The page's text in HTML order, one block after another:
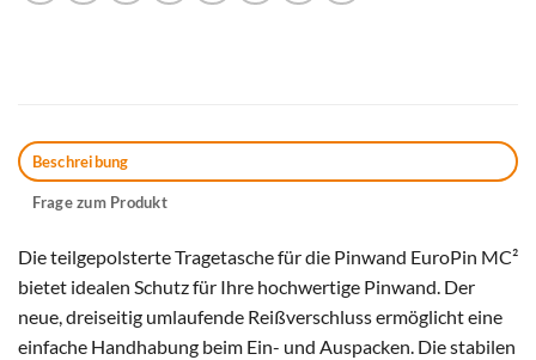
Beschreibung
Frage zum Produkt
Die teilgepolsterte Tragetasche für die Pinwand EuroPin MC²
bietet idealen Schutz für Ihre hochwertige Pinwand. Der
neue, dreiseitig umlaufende Reißverschluss ermöglicht eine
einfache Handhabung beim Ein- und Auspacken. Die stabilen